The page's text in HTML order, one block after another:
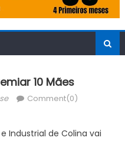
10 Mães
Comment(0)
Industrial de Colina vai